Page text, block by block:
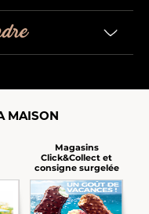
MAISON
Magasins
Click&Collect et
consigne surgelée